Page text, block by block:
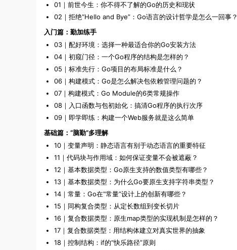
01｜前世今生：你不得不了解的Go的历史和现状
02｜拒绝“Hello and Bye”：Go语言的设计哲学是怎么一回事？
入门篇：勤加练手
03｜配好环境：选择一种最适合你的Go安装方法
04｜初窥门径：一个Go程序的结构是怎样的？
05｜标准先行：Go项目的布局标准是什么？
06｜构建模式：Go是怎么解决包依赖管理问题的？
07｜构建模式：Go Module的6类常规操作
08｜入口函数与包初始化：搞清Go程序的执行次序
09｜即学即练：构建一个Web服务就是这么简单
基础篇：“脑勤”多理解
10｜变量声明：静态语言有别于动态语言的重要特征
11｜代码块与作用域：如何保证变量不会被遮蔽？
12｜基本数据类型：Go原生支持的数值类型有哪些？
13｜基本数据类型：为什么Go要原生支持字符串类型？
14｜常量：Go在“常量”设计上的创新有哪些？
15｜同构复合类型：从定长数组到变长切片
16｜复合数据类型：原生map类型的实现机制是怎样的？
17｜复合数据类型：用结构体建立对真实世界的抽象
18｜控制结构：if的“快乐路径”原则